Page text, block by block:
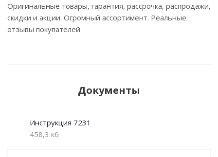
Оригинальные товары, гарантия, рассрочка, распродажи,
скидки и акции. Огромный ассортимент. Реальные
отзывы покупателей
Документы
Инструкция 7231
458,3 кб